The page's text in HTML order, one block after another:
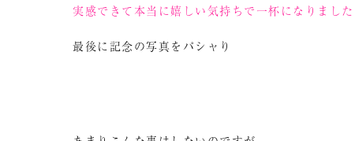
実感できて本当に嬉しい気持ちで一杯になりました
最後に記念の写真をパシャり